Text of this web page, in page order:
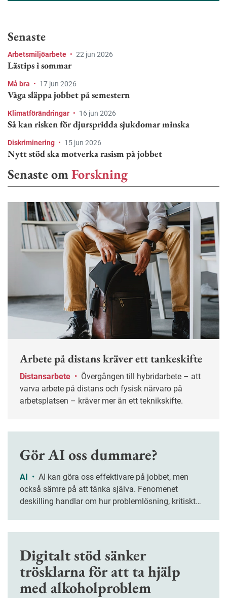
Senaste
Arbetsmiljöarbete • 22 jun 2026
Lästips i sommar
Må bra • 17 jun 2026
Våga släppa jobbet på semestern
Klimatförändringar • 16 jun 2026
Så kan risken för djurspridda sjukdomar minska
Diskriminering • 15 jun 2026
Nytt stöd ska motverka rasism på jobbet
Senaste omForskning
Arbete på distans kräver ett tankeskifte
Distansarbete •
varva arbete på distans och fysisk närvaro på
arbetsplatsen – kräver mer än ett teknikskifte.
Gör AI oss dummare?
AI •
också sämre på att tänka själva. Fenomenet
deskilling handlar om hur problemlösning, kritiskt
Digitalt stöd sänker
trösklarna för att ta hjälp
med alkoholproblem